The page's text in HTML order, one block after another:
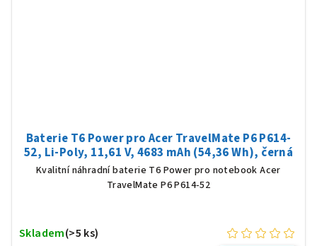
Baterie T6 Power pro Acer TravelMate P6 P614-
52, Li-Poly, 11,61 V, 4683 mAh (54,36 Wh), černá
Kvalitní náhradní baterie T6 Power pro notebook Acer
TravelMate P6 P614-52
Skladem(>5 ks)